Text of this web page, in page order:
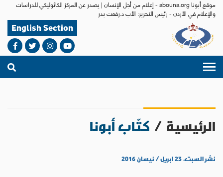
موقع أبونا abouna.org - إعلام من أجل الإنسان | يصدر عن المركز الكاثوليكي للدراسات
والإعلام في الأردن - رئيس التحرير: الأب د.رفعت بدر
English Section
الرئيسية / كتّاب أبونا
نشر السبت، ٢٣ ابريل / نيسان ٢٠١٦